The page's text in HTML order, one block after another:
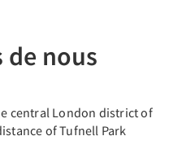
de nous
central London district of
of Tufnell Park